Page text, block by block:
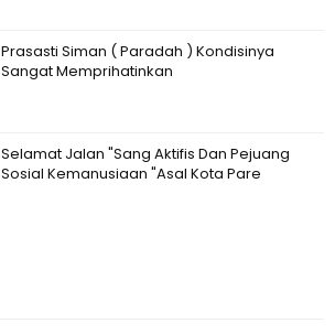
Prasasti Siman ( Paradah ) Kondisinya
Sangat Memprihatinkan
Selamat Jalan "Sang Aktifis Dan Pejuang
Sosial Kemanusiaan "Asal Kota Pare